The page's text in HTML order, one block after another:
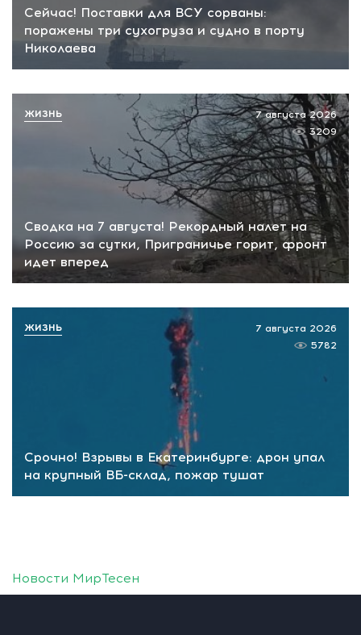
Сейчас! Поставки для ВСУ сорваны:
поражены три сухогруза и судно в порту
Николаева
Сводка на 7 августа! Рекордный налет на
Россию за сутки, Приграничье горит, фронт
идет вперед
7 августа 2026
3209
ЖИЗНЬ
Срочно! Взрывы в Екатеринбурге: дрон упал
на крупный ВБ-склад, пожар тушат
7 августа 2026
5782
ЖИЗНЬ
Новости МирТесен